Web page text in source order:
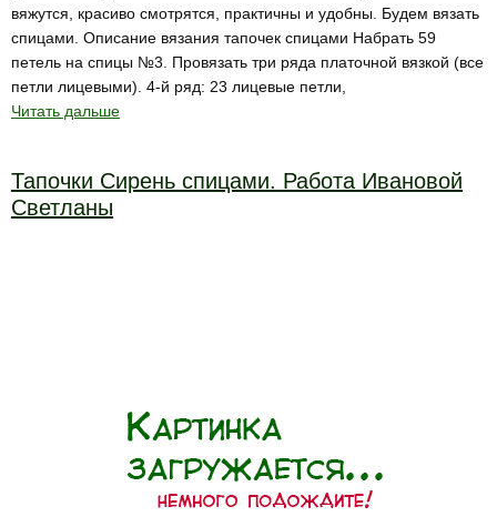
вяжутся, красиво смотрятся, практичны и удобны. Будем вязать
спицами. Описание вязания тапочек спицами Набрать 59
петель на спицы №3. Провязать три ряда платочной вязкой (все
петли лицевыми). 4-й ряд: 23 лицевые петли,
Читать дальше
Тапочки Сирень спицами. Работа Ивановой
Светланы